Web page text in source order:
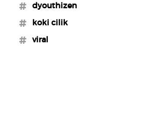
#dyouthizen
#koki cilik
#viral